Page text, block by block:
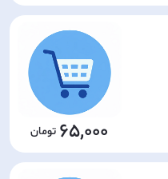
65,000